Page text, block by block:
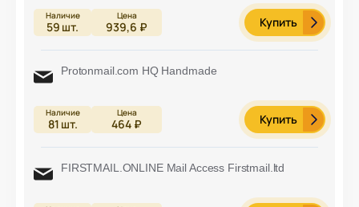
59 шт. 939,6 ₽ Купить
Protonmail.com HQ Handmade
81 шт. 464 ₽ Купить
FIRSTMAIL.ONLINE Mail Access Firstmail.ltd